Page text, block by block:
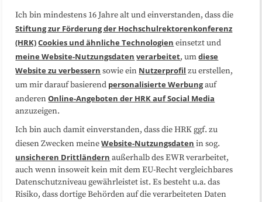
Über uns FAQ
Medienarbeit Kooperationen
Datenschutzerklärung Impressum
Sitemap
Folgen Sie uns
Ich bin mindestens 16 Jahre alt und einverstanden, dass die
Stiftung zur Förderung der Hochschulrektorenkonferenz
(HRK)Cookies und ähnliche Technologien einsetzt und
meine Website-Nutzungsdaten verarbeitet, umdiese
Website zu verbessern sowie ein Nutzerprofil zu erstellen,
um mir darauf basierend personalisierte Werbungauf
anderenOnline-Angeboten der HRK auf Social Media
anzuzeigen.
Ich bin auch damit einverstanden, dass die HRK ggf. zu
diesen Zwecken meineWebsite-Nutzungsdaten in sog.
unsicheren Drittländern außerhalb des EWR verarbeitet,
auch wenn insoweit kein mit dem EU-Recht vergleichbares
Datenschutzniveau gewährleistet ist. Es besteht u.a. das
Risiko, dass dortige Behörden auf die verarbeiteten Daten